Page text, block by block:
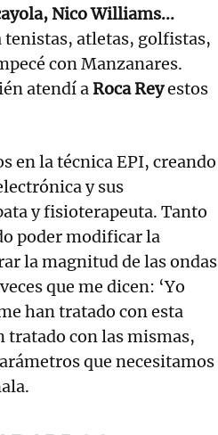
Nico Williams...
atletas, golfistas,
con Manzanares.
atendí aRoca Reyestos
en la técnica EPI, creando
y sus
y fisioterapeuta. Tanto
poder modificar la
la magnitud de las ondas
que me dicen: ‘Yo
han tratado con esta
tratado con las mismas,
que necesitamos